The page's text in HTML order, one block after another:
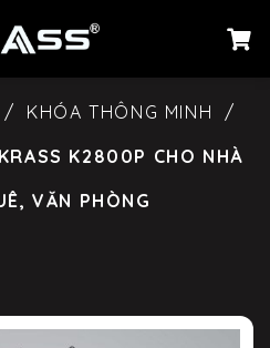
/ KHÓA THÔNG MINH
/
K2800P CHO NHÀ
VĂN PHÒNG